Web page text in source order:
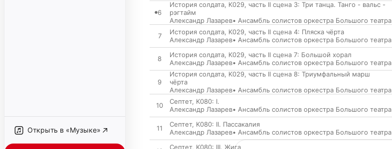
Открыть в «Музыке»
6
История солдата, K029, часть II сцена 3: Три танца. Танго - вальс -
рэгтайм
Александр Лазарев• Ансамбль солистов оркестра Большого театра
7
История солдата, K029, часть II сцена 4: Пляска чёрта
Александр Лазарев• Ансамбль солистов оркестра Большого театра
8
История солдата, K029, часть II сцена 7: Большой хорал
Александр Лазарев• Ансамбль солистов оркестра Большого театра
9
История солдата, K029, часть II сцена 8: Триумфальный марш
чёрта
Александр Лазарев• Ансамбль солистов оркестра Большого театра
10
Септет, K080: I.
Александр Лазарев• Ансамбль солистов оркестра Большого театра
11
Септет, K080: II. Пассакалия
Александр Лазарев• Ансамбль солистов оркестра Большого театра
Септет, K080: III. Жига